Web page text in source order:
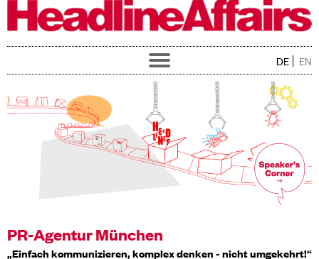
Toggle
navigation
Home
Über uns
Service
Training
Kunden
News
DE EN
PR-Agentur München
„Einfach kommunizieren, komplex denken - nicht umgekehrt!“